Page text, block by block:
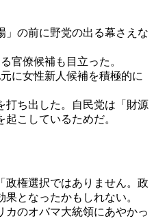
の前に野党の出る幕さえな
官僚候補も目立った。
に女性新人候補を積極的に
打ち出した。自民党は「財源
こしているためだ。
権選択ではありません。政
となったかもしれない。
のオバマ大統領にあやかっ